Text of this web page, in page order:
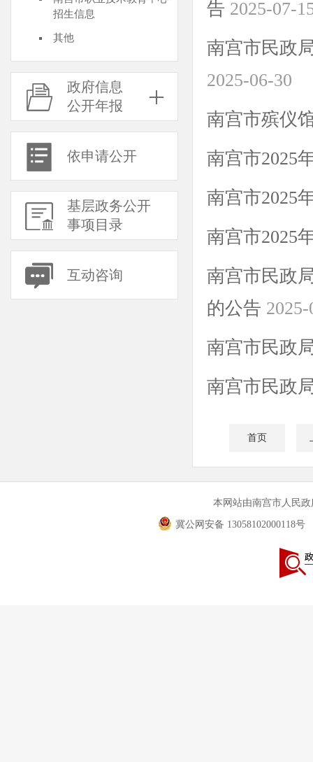
招生信息
其他
政府信息
公开年报
依申请公开
基层政务公开
事项目录
互动咨询
告 2025-07-
南宫市民政
2025-06-30
南宫市殡仪
南宫市2025
南宫市2025
南宫市2025
南宫市民政
的公告
南宫市民政
南宫市民政
首页
本网站由南宫市人民
冀公网安备 13058102000118号